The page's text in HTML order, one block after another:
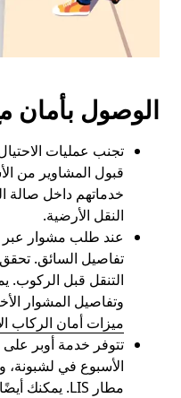
الوصول بأمان
تجنب عمليات
قبول المشاوير من
خدماتهم داخل
النقل الأرضية.
عند طلب مشوار عبر
تفاصيل السائق.
التنقل قبل
وتفاصيل المشوار
ميزات أمان الركاب
تتوفر خدمة أوبر
الأسبوع في
مطار LIS. يمكنك أيضًا جدولة مشوارك مسبقًا مع